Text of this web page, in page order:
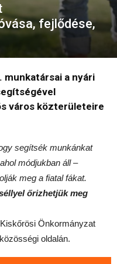
fejlődése,
munkatársai a nyári
város közterületeire
segítsék munkánkat
módjukban áll –
meg a fiatal fákat.
őrizhetjük meg
Önkormányzat
oldalán.